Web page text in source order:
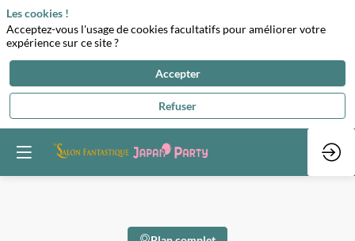
Les cookies !
Acceptez-vous l'usage de cookies facultatifs pour améliorer votre
expérience sur ce site ?
Accepter
Refuser